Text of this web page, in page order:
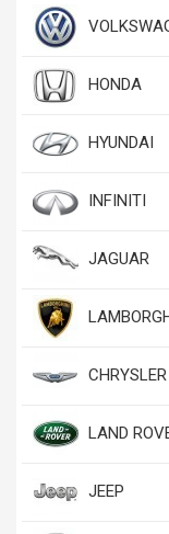
HONDA
HYUNDAI
INFINITI
JAGUAR
CHRYSLER
LAND
JEEP